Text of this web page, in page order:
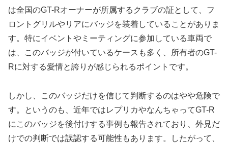
は全国のGT-Rオーナーが所属するクラブの証として、フ
ロントグリルやリアにバッジを装着していることがありま
す。特にイベントやミーティングに参加している車両で
は、このバッジが付いているケースも多く、所有者のGT-
Rに対する愛情と誇りが感じられるポイントです。
しかし、このバッジだけを信じて判断するのはやや危険で
す。というのも、近年ではレプリカやなんちゃってGT-R
にこのバッジを後付けする事例も報告されており、外見だ
けでの判断では誤認する可能性もあります。したがって、